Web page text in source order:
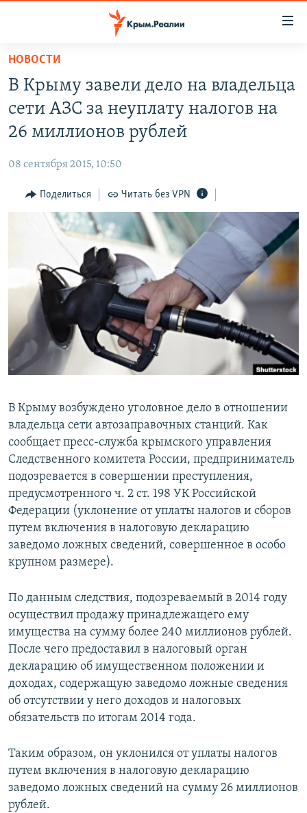
Вернуться
основному
содержанию
Вернутся
главной
навигации
Вернутся
СПЕЦПРОЕКТЫ
11 ЛЕТ ОККУПАЦИИ КРЫМА. 11 ИСТОРИЙ СОПРОТИВЛЕНИЯ
ВОДА
ЕЩЕ
ИНТЕРАКТИВ
ИНФОГРАФИКА
ТЕЛЕПРОЕКТ КРЫМ.РЕАЛИИ
СОВЕТЫ ПРАВОЗАЩИТНИКОВ
ПРОПАВШИЕ БЕЗ ВЕСТИ
ПОБЕДИТЕЛЕЙ НЕ СУДЯТ?
КРЫМ.НЕПОКОРЕННЫЙ
ELIFBE
РАДІО СВОБОДА
КАК ОБОЙТИ БЛОКИРОВКУ
Qırımtatar
ПРИСОЕДИНЯЙТЕСЬ!
Все сайты RFE/RL
НОВОСТИ
В Крыму завели дело на владельца
сети АЗС за неуплату налогов на
26 миллионов рублей
08 сентября 2015, 10:50
Поделиться Читать без VPN
В Крыму возбуждено уголовное дело в отношении
владельца сети автозаправочных станций. Как
сообщает пресс-служба крымского управления
Следственного комитета России, предприниматель
подозревается в совершении преступления,
предусмотренного ч. 2 ст. 198 УК Российской
Федерации (уклонение от уплаты налогов и сборов
путем включения в налоговую декларацию
заведомо ложных сведений, совершенное в особо
крупном размере).
По данным следствия, подозреваемый в 2014 году
осуществил продажу принадлежащего ему
имущества на сумму более 240 миллионов рублей.
После чего предоставил в налоговый орган
декларацию об имущественном положении и
доходах, содержащую заведомо ложные сведения
об отсутствии у него доходов и налоговых
обязательств по итогам 2014 года.
Таким образом, он уклонился от уплаты налогов
путем включения в налоговую декларацию
заведомо ложных сведений на сумму 26 миллионов
рублей.